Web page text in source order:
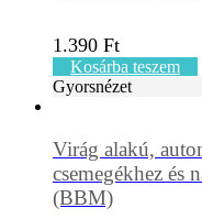
1.390 Ft
Kosárba teszem
Gyorsnézet
Virág alakú,
csemegékhez és
(BBM)